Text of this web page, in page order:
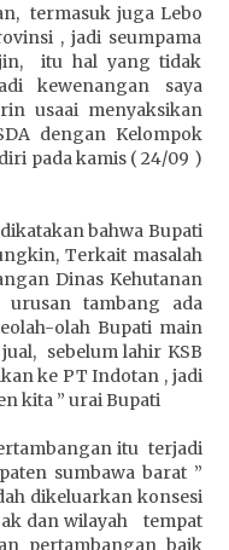
MM,.
dan
XII
Teluk
termasuk juga Lebo
, jadi seumpama
itu hal yang tidak
kewenangan saya
usaai menyaksikan
dengan Kelompok
pada kamis ( 24/09 )
bahwa Bupati
Terkait masalah
Dinas Kehutanan
tambang ada
olah Bupati main
sebelum lahir KSB
ke PT Indotan , jadi
kita ” urai Bupati
itu terjadi
sumbawa barat ”
dikeluarkan konsesi
dan wilayah tempat
pertambangan baik